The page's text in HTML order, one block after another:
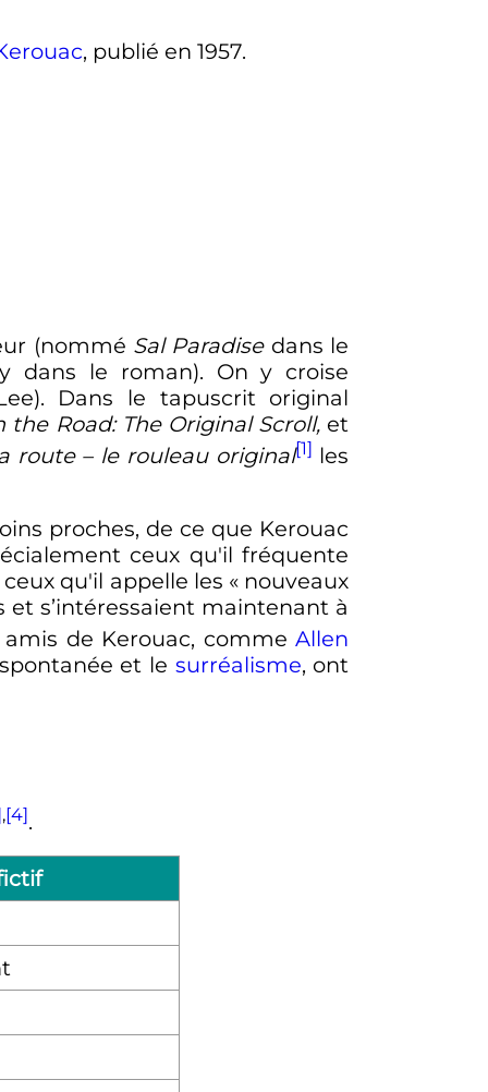
, publié en 1957.
(nommé Sal Paradisedans le
dans le roman). On y croise
Dans le tapuscrit original
the Road: The Original Scroll, et
route – le rouleau original[1] les
proches, de ce que Kerouac
ceux qu'il fréquente
qu'il appelle les « nouveaux
s’intéressaient maintenant à
amis de Kerouac, commeAllen
et le surréalisme, ont
,[4].